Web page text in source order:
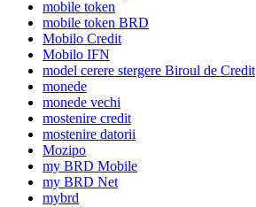
mobile token
mobile token BRD
Mobilo Credit
Mobilo IFN
model cerere stergere Biroul de Credit
monede
monede vechi
mostenire credit
mostenire datorii
Mozipo
my BRD Mobile
my BRD Net
mybrd